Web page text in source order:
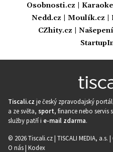
Osobnosti.cz
Nedd.cz
Moulík.cz
CZhity.cz
Tiscali.cz je český zpravodajský
a ze světa, sport, finance nebo servis
služby patří i e-mail zdarma.
© 2026 Tiscali.cz | TISCALI MEDIA, a.s. |
O nás| Kodex